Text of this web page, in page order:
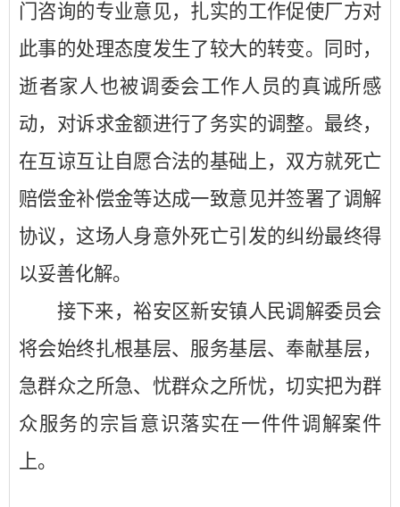
门咨询的专业意见，扎实的工作促使厂方对
此事的处理态度发生了较大的转变。同时，
逝者家人也被调委会工作人员的真诚所感
动，对诉求金额进行了务实的调整。最终，
在互谅互让自愿合法的基础上，双方就死亡
赔偿金补偿金等达成一致意见并签署了调解
协议，这场人身意外死亡引发的纠纷最终得
以妥善化解。
接下来，裕安区新安镇人民调解委员会
将会始终扎根基层、服务基层、奉献基层，
急群众之所急、忧群众之所忧，切实把为群
众服务的宗旨意识落实在一件件调解案件
上。